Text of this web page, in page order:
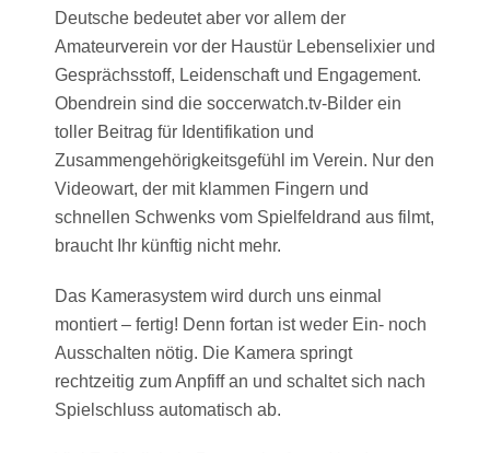
Deutsche bedeutet aber vor allem der
Amateurverein vor der Haustür Lebenselixier und
Gesprächsstoff, Leidenschaft und Engagement.
Obendrein sind die soccerwatch.tv-Bilder ein
toller Beitrag für Identifikation und
Zusammengehörigkeitsgefühl im Verein. Nur den
Videowart, der mit klammen Fingern und
schnellen Schwenks vom Spielfeldrand aus filmt,
braucht Ihr künftig nicht mehr.
Das Kamerasystem wird durch uns einmal
montiert – fertig! Denn fortan ist weder Ein- noch
Ausschalten nötig. Die Kamera springt
rechtzeitig zum Anpfiff an und schaltet sich nach
Spielschluss automatisch ab.